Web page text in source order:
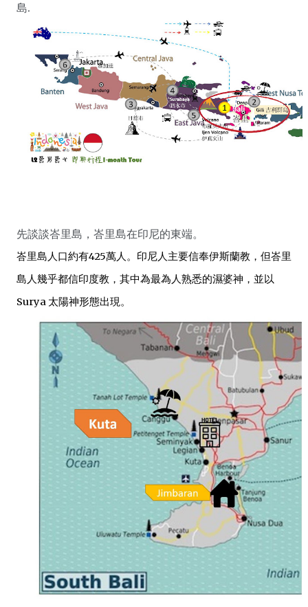
島.
先談談峇里島， 峇里島在印尼的東端。
峇里島人口約有425萬人。 印尼人主要信奉伊斯蘭教，但峇里
島人幾乎都信印度教，其中為最為人熟悉的濕婆神，並以
Surya 太陽神形態出現。